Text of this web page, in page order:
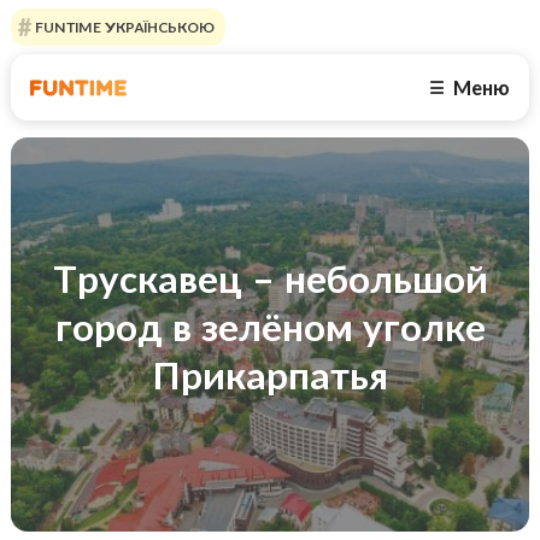
FUNTIME УКРАЇНСЬКОЮ
☰ Меню
Трускавец – небольшой
город в зелёном уголке
Прикарпатья